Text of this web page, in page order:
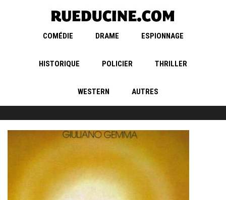
COMÉDIE DRAME ESPIONNAGE
HISTORIQUE POLICIER THRILLER
WESTERN AUTRES